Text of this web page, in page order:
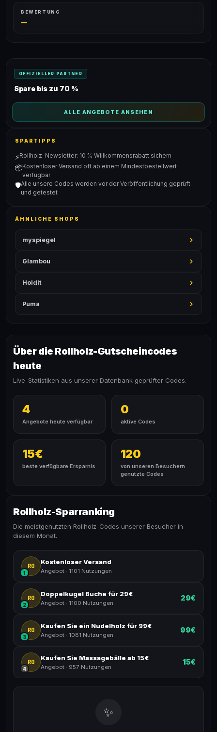
BEWERTUNG
—
OFFIZIELLER PARTNER
Spare bis zu 70 %
ALLE ANGEBOTE ANSEHEN
SPARTIPPS
⚡Rollholz-Newsletter: 10 % Willkommensrabatt sichern
📦Kostenloser Versand oft ab einem Mindestbestellwert
verfügbar
🛡️Alle unsere Codes werden vor der Veröffentlichung geprüft
und getestet
ÄHNLICHE SHOPS
myspiegel
Glambou
Holdit
Puma
Über die Rollholz-Gutscheincodes
heute
Live-Statistiken aus unserer Datenbank geprüfter Codes.
4
Angebote heute verfügbar
0
aktive Codes
15€
beste verfügbare Ersparnis
120
von unseren Besuchern
genutzte Codes
Rollholz-Sparranking
Die meistgenutzten Rollholz-Codes unserer Besucher in
diesem Monat.
RO
1
Kostenloser Versand
Angebot · 1101 Nutzungen
RO
2
Doppelkugel Buche für 29€
Angebot · 1100 Nutzungen
29€
RO
3
Kaufen Sie ein Nudelholz für 99€
Angebot · 1081 Nutzungen
99€
RO
4
Kaufen Sie Massagebälle ab 15€
Angebot · 957 Nutzungen
15€
✨